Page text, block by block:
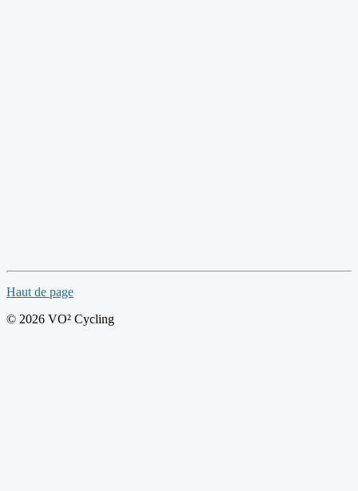
Haut de page
© 2026 VO² Cycling